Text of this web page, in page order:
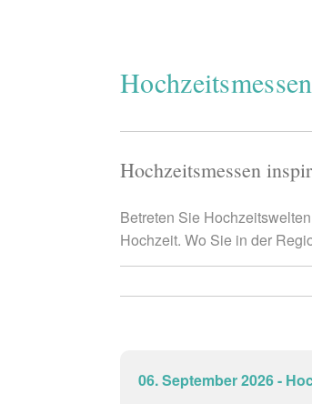
Hochzeitsmessen
Betreten Sie
Hochzeit. Wo Sie in der
06. September 2026 -